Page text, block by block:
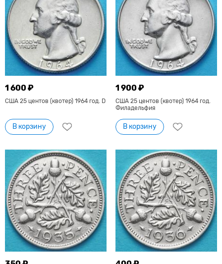
1 600 ₽
США 25 центов (квотер) 1964 год. D
В корзину
1 900 ₽
США 25 центов (квотер) 1964 год.
Филадельфия
В корзину